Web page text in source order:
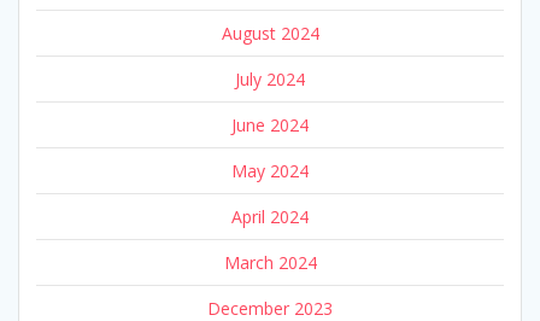
August 2024
July 2024
June 2024
May 2024
April 2024
March 2024
December 2023